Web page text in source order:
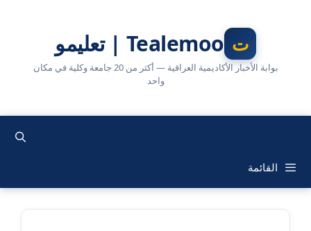
Tealemoo | تعليمو
بوابة الأخبار الأكاديمية العراقية — أكثر من 20 جامعة وكلية في مكان
واحد
القائمة